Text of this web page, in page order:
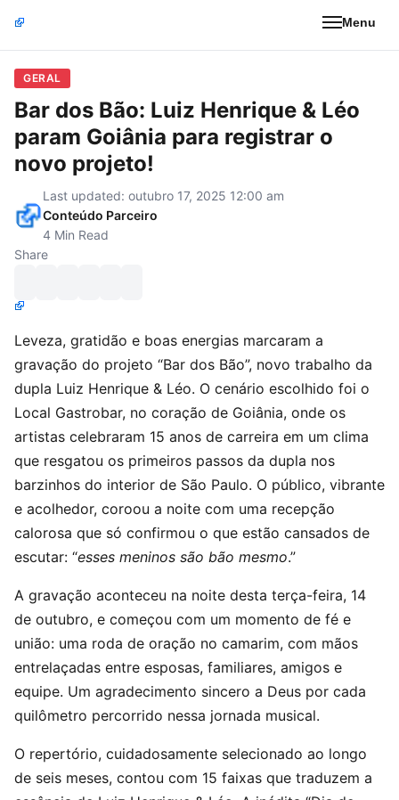
Menu
GERAL
Bar dos Bão: Luiz Henrique & Léo
param Goiânia para registrar o
novo projeto!
Last updated: outubro 17, 2025 12:00 am
Conteúdo Parceiro
4 Min Read
Share
Leveza, gratidão e boas energias marcaram a
gravação do projeto “Bar dos Bão”, novo trabalho da
dupla Luiz Henrique & Léo. O cenário escolhido foi o
Local Gastrobar, no coração de Goiânia, onde os
artistas celebraram 15 anos de carreira em um clima
que resgatou os primeiros passos da dupla nos
barzinhos do interior de São Paulo. O público, vibrante
e acolhedor, coroou a noite com uma recepção
calorosa que só confirmou o que estão cansados de
escutar: “esses meninos são bão mesmo.”
A gravação aconteceu na noite desta terça-feira, 14
de outubro, e começou com um momento de fé e
união: uma roda de oração no camarim, com mãos
entrelaçadas entre esposas, familiares, amigos e
equipe. Um agradecimento sincero a Deus por cada
quilômetro percorrido nessa jornada musical.
O repertório, cuidadosamente selecionado ao longo
de seis meses, contou com 15 faixas que traduzem a